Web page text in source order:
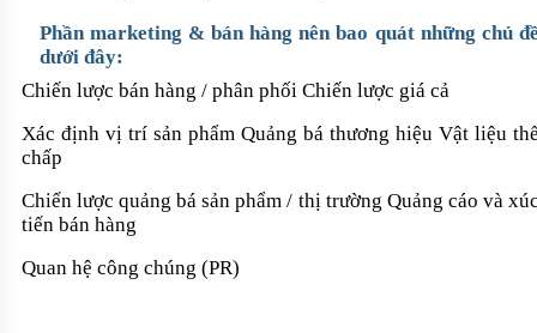
Phần marketing & bán hàng nên bao quát những chủ
dưới đây:
Chiến lược bán hàng / phân phối Chiến lược giá cả
Xác định vị trí sản phẩm Quảng bá thương hiệu Vật liệu
chấp
Chiến lược quảng bá sản phẩm / thị trường Quảng cáo và
tiến bán hàng
Quan hệ công chúng (PR)